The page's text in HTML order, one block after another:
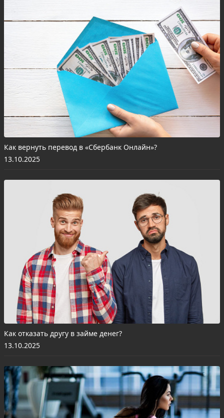
Как вернуть перевод в «Сбербанк Онлайн»?
13.10.2025
Как отказать другу в займе денег?
13.10.2025